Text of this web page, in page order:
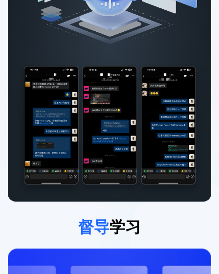
督导学习